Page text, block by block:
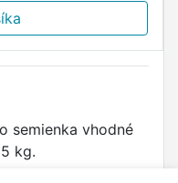
semienka vhodné
kg.